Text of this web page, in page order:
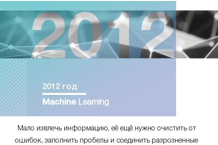
2012 год
Machine Learning
Мало извлечь информацию, её ещё нужно очистить от
ошибок, заполнить пробелы и соединить разрозненные